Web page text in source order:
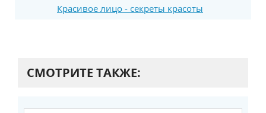
Красивое лицо - секреты красоты
СМОТРИТЕ ТАКЖЕ: